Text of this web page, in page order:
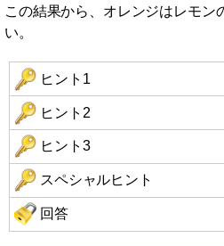
この結果から、オレンジはレモン
い。
ヒント1
ヒント2
ヒント3
スペシャルヒント
回答